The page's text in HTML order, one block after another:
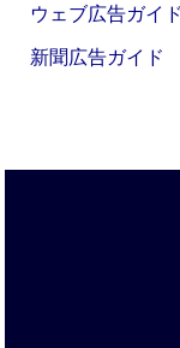
ウェブ広告ガイド
新聞広告ガイド